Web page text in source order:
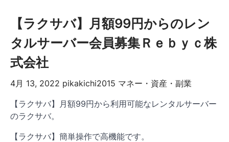
【ラクサバ】月額99円からのレン
タルサーバー会員募集Ｒｅｂｙｃ株
式会社
4月 13, 2022 pikakichi2015 マネー・資産・副業
【ラクサバ】月額99円から利用可能なレンタルサーバー
のラクサバ。
【ラクサバ】簡単操作で高機能です。